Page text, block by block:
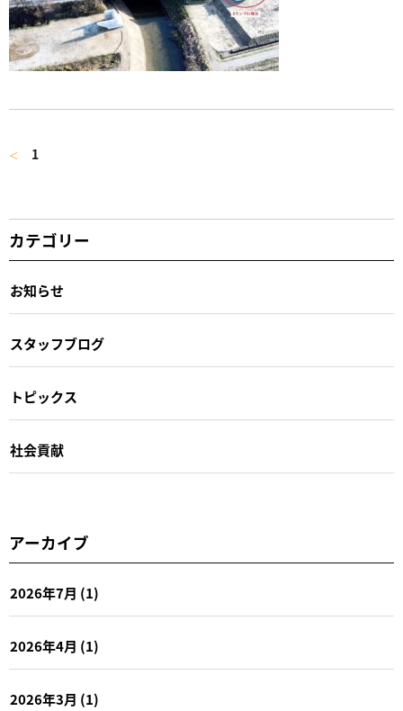
＜ 1
カテゴリー
お知らせ
スタッフブログ
トピックス
社会貢献
アーカイブ
2026年7月 (1)
2026年4月 (1)
2026年3月 (1)